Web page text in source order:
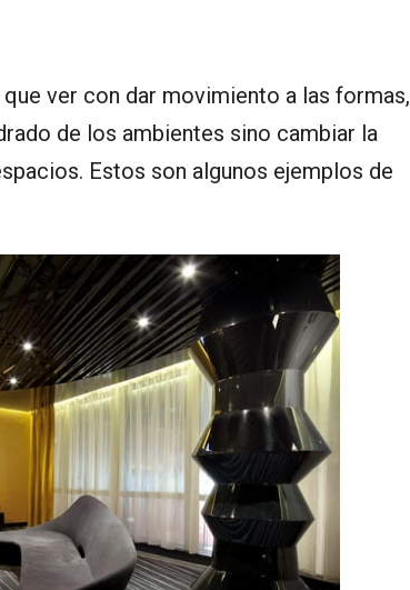
ver con dar movimiento a las formas,
de los ambientes sino cambiar la
Estos son algunos ejemplos de